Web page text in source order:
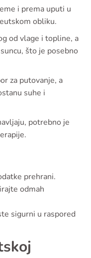
i prema uputi u
obliku.
od vlage i topline, a
što je posebno
za putovanje, a
suhe i
potrebno je
prehrani.
odmah
sigurni u raspored